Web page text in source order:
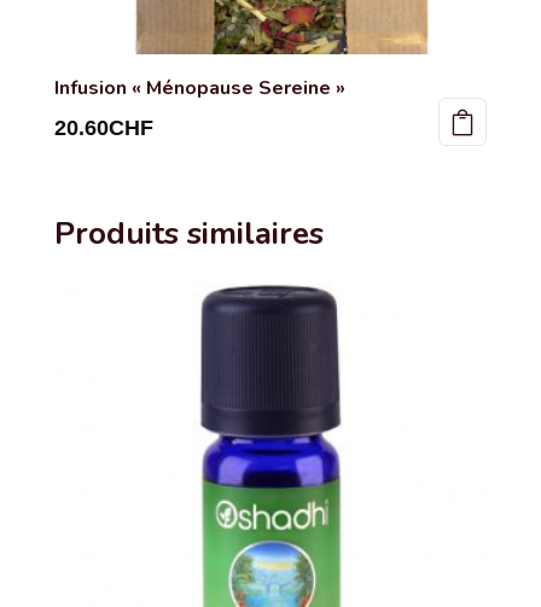
Infusion « Ménopause Sereine »
20.60CHF
Produits similaires